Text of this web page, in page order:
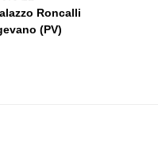
Roncalli
(PV)